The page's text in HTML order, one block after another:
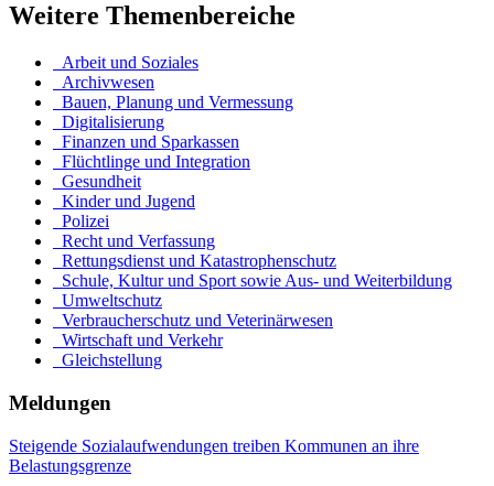
Weitere Themenbereiche
Arbeit und Soziales
Archivwesen
Bauen, Planung und Vermessung
Digitalisierung
Finanzen und Sparkassen
Flüchtlinge und Integration
Gesundheit
Kinder und Jugend
Polizei
Recht und Verfassung
Rettungsdienst und Katastrophenschutz
Schule, Kultur und Sport sowie Aus- und Weiterbildung
Umweltschutz
Verbraucherschutz und Veterinärwesen
Wirtschaft und Verkehr
Gleichstellung
Meldungen
Steigende Sozialaufwendungen treiben Kommunen an ihre
Belastungsgrenze